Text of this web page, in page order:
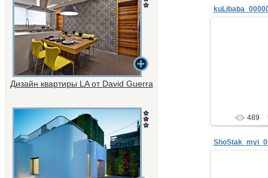
Дизайн квартиры LA от David Guerra
489